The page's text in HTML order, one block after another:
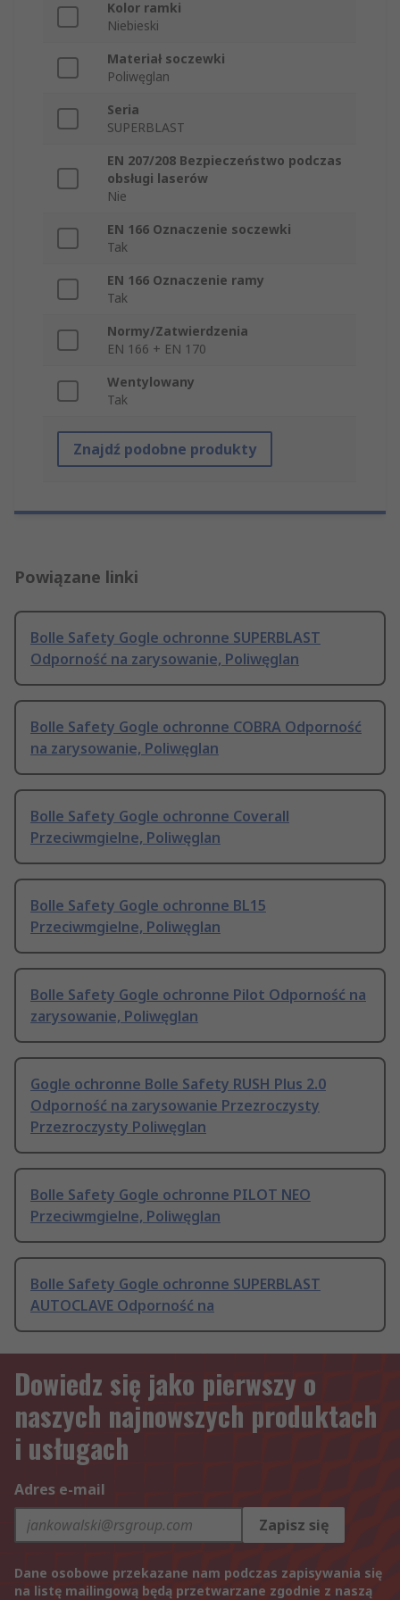
Kolor ramki
Niebieski
Materiał soczewki
Poliwęglan
Seria
SUPERBLAST
EN 207/208 Bezpieczeństwo podczas
obsługi laserów
Nie
EN 166 Oznaczenie soczewki
Tak
EN 166 Oznaczenie ramy
Tak
Normy/Zatwierdzenia
EN 166 + EN 170
Wentylowany
Tak
Znajdź podobne produkty
Powiązane linki
Bolle Safety Gogle ochronne SUPERBLAST
Odporność na zarysowanie, Poliwęglan
Bolle Safety Gogle ochronne COBRA Odporność
na zarysowanie, Poliwęglan
Bolle Safety Gogle ochronne Coverall
Przeciwmgielne, Poliwęglan
Bolle Safety Gogle ochronne BL15
Przeciwmgielne, Poliwęglan
Bolle Safety Gogle ochronne Pilot Odporność na
zarysowanie, Poliwęglan
Gogle ochronne Bolle Safety RUSH Plus 2.0
Odporność na zarysowanie Przezroczysty
Przezroczysty Poliwęglan
Bolle Safety Gogle ochronne PILOT NEO
Przeciwmgielne, Poliwęglan
Bolle Safety Gogle ochronne SUPERBLAST
AUTOCLAVE Odporność na
Dowiedz się jako pierwszy o
naszych najnowszych produktach
i usługach
Adres e-mail
Zapisz się
Dane osobowe przekazane nam podczas zapisywania się
na listę mailingową będą przetwarzane zgodnie z naszą